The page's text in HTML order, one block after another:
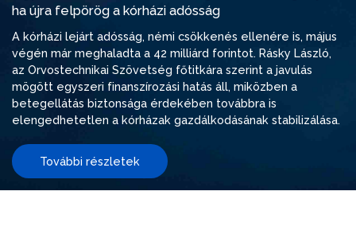
ha újra felpörög a kórházi adósság
A kórházi lejárt adósság, némi csökkenés ellenére is, május
végén már meghaladta a 42 milliárd forintot. Rásky László,
az Orvostechnikai Szövetség főtitkára szerint a javulás
mögött egyszeri finanszírozási hatás áll, miközben a
betegellátás biztonsága érdekében továbbra is
elengedhetetlen a kórházak gazdálkodásának stabilizálása.
További részletek